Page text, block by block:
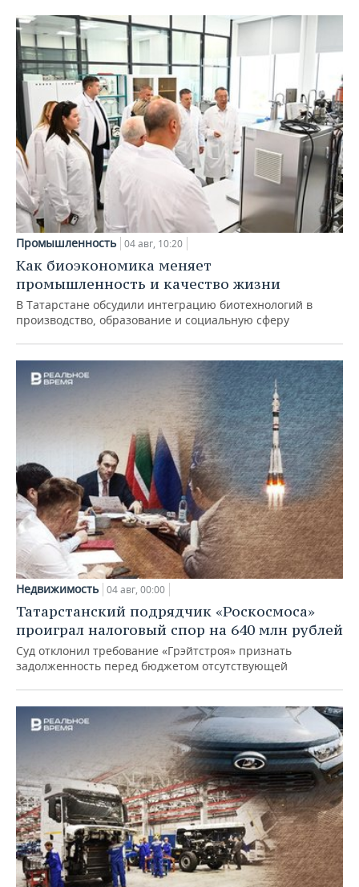
Промышленность 04 авг, 10:20
Как биоэкономика меняет
промышленность и качество жизни
В Татарстане обсудили интеграцию биотехнологий в
производство, образование и социальную сферу
Недвижимость 04 авг, 00:00
Татарстанский подрядчик «Роскосмоса»
проиграл налоговый спор на 640 млн рублей
Суд отклонил требование «Грэйтстроя» признать
задолженность перед бюджетом отсутствующей